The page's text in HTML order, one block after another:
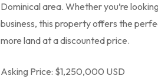
Dominical area. Whether you’re
business, this property offers the
more land at a discounted price.
Asking Price: $1,250,000 USD